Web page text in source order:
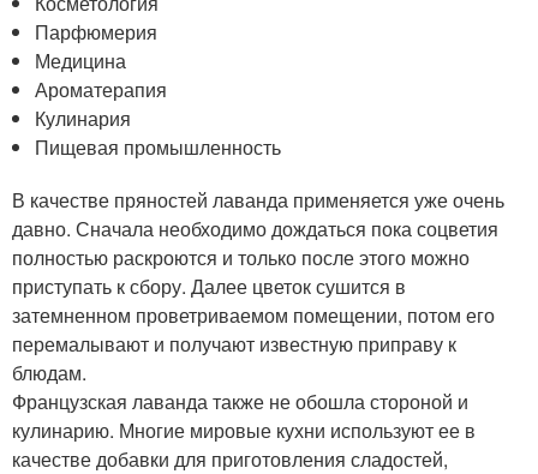
Парфюмерия
Медицина
Ароматерапия
Кулинария
Пищевая промышленность
В качестве пряностей лаванда применяется уже очень
давно. Сначала необходимо дождаться пока соцветия
полностью раскроются и только после этого можно
приступать к сбору. Далее цветок сушится в
затемненном проветриваемом помещении, потом его
перемалывают и получают известную приправу к
блюдам.
Французская лаванда также не обошла стороной и
кулинарию. Многие мировые кухни используют ее в
качестве добавки для приготовления сладостей,